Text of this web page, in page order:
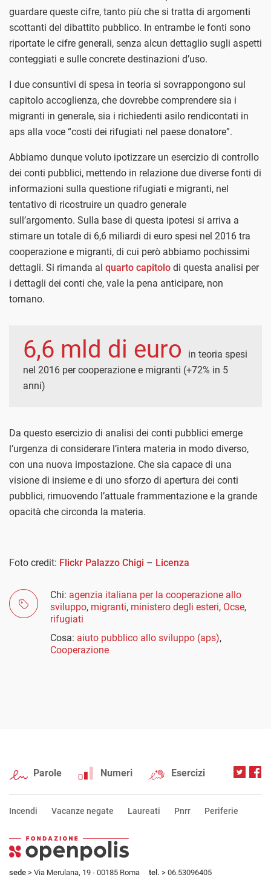
guardare queste cifre, tanto più che si tratta di argomenti
scottanti del dibattito pubblico. In entrambe le fonti sono
riportate le cifre generali, senza alcun dettaglio sugli aspetti
conteggiati e sulle concrete destinazioni d’uso.
I due consuntivi di spesa in teoria si sovrappongono sul
capitolo accoglienza, che dovrebbe comprendere sia i
migranti in generale, sia i richiedenti asilo rendicontati in
aps alla voce “costi dei rifugiati nel paese donatore”.
Abbiamo dunque voluto ipotizzare un esercizio di controllo
dei conti pubblici, mettendo in relazione due diverse fonti di
informazioni sulla questione rifugiati e migranti, nel
tentativo di ricostruire un quadro generale
sull’argomento. Sulla base di questa ipotesi si arriva a
stimare un totale di 6,6 miliardi di euro spesi nel 2016 tra
cooperazione e migranti, di cui però abbiamo pochissimi
dettagli. Si rimanda al quarto capitolo di questa analisi per
i dettagli dei conti che, vale la pena anticipare, non
tornano.
6,6 mld di euro
in teoria spesi
nel 2016 per cooperazione e migranti (+72% in 5
anni)
Da questo esercizio di analisi dei conti pubblici emerge
l’urgenza di considerare l’intera materia in modo diverso,
con una nuova impostazione. Che sia capace di una
visione di insieme e di uno sforzo di apertura dei conti
pubblici, rimuovendo l’attuale frammentazione e la grande
opacità che circonda la materia.
Foto credit: Flickr Palazzo Chigi – Licenza
Chi: agenzia italiana per la cooperazione allo
sviluppo, migranti, ministero degli esteri, Ocse,
rifugiati
Cosa: aiuto pubblico allo sviluppo (aps),
Cooperazione
Parole Numeri Esercizi
Incendi Vacanze negate Laureati Pnrr Periferie
sede > Via Merulana, 19 - 00185 Roma tel. > 06.53096405